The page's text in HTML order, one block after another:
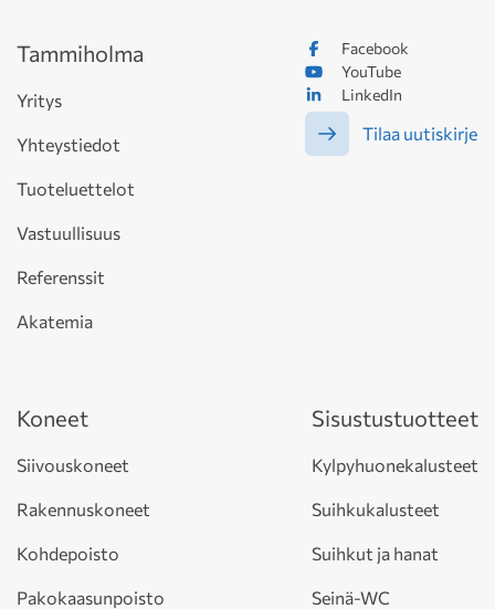
Facebook
YouTube
LinkedIn
Tilaa uutiskirje
Tammiholma
Yritys
Yhteystiedot
Tuoteluettelot
Vastuullisuus
Referenssit
Akatemia
Koneet
Siivouskoneet
Rakennuskoneet
Kohdepoisto
Pakokaasunpoisto
Sisustustuotteet
Kylpyhuonekalusteet
Suihkukalusteet
Suihkut ja hanat
Seinä-WC